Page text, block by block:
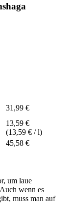
31,99 €
13,59 €
(13,59 € / l)
45,58 €
um laue
wenn es
muss man auf